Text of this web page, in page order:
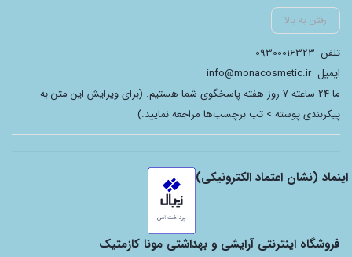
رفتن به بالا
تلفن 09300016323
ایمیلinfo@monacosmetic.ir
ما 24 ساعته 7 روز هفته پاسخگوی شما هستیم. (برای ویرایش این متن به
پیکربندی پوسته > تب برچسب‌ها مراجعه نمایید.)
اینماد (نشان اعتماد الکترونیکی)
فروشگاه اینترنتی آرایشی و بهداشتی مونا کازمتیک